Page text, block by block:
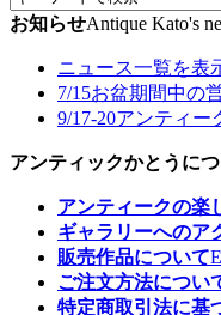
お知らせAntique Kato's
ニュース一覧を表
7/15お盆期間中の
9/17-20アンティー
アンティックかとうに
アンティークの楽
ギャラリーへのア
販売作品について
ご注文方法につい
特定商取引法に基